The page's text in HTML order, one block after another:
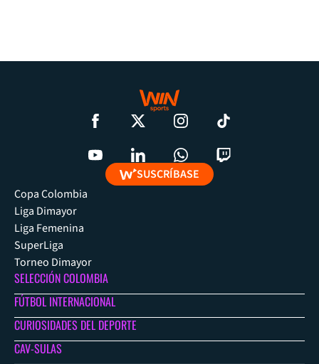
SUSCRÍBASE
Copa Colombia
Liga Dimayor
Liga Femenina
SuperLiga
Torneo Dimayor
SELECCIÓN COLOMBIA
FÚTBOL INTERNACIONAL
CURIOSIDADES DEL DEPORTE
CAV-SULAS